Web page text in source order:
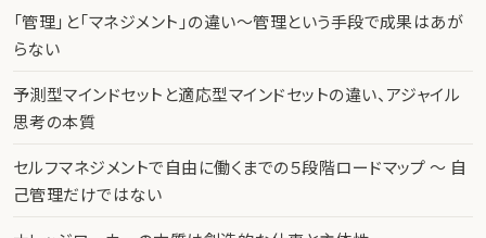
「管理」と「マネジメント」の違い〜管理という手段で成果はあが
らない
予測型マインドセットと適応型マインドセットの違い、アジャイル
思考の本質
セルフマネジメントで自由に働くまでの５段階ロードマップ 〜 自
己管理だけではない